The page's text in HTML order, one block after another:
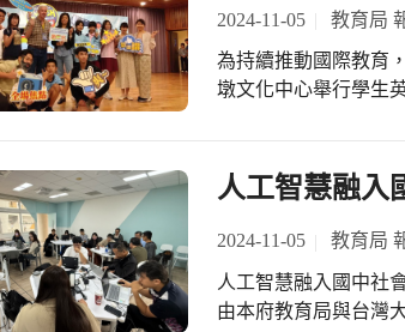
2024-11-05 教育局
為持續推動國際教育
墩文化中心舉行學生
及國際教育，現臺中
師資增能，辦理英語
及多元教學技巧，以
力，並以初階、進階
帶領下，讓英語能力飛躍。 蔣局長說，臺中市雙語教學之學校
數過70%；英語讀者
人工智慧融入
2024-11-05 教育局
人工智慧融入國中社
由本府教育局與台灣